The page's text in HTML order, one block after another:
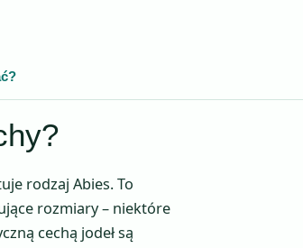
rodzaj Abies. To
rozmiary – niektóre
cechą jodeł są